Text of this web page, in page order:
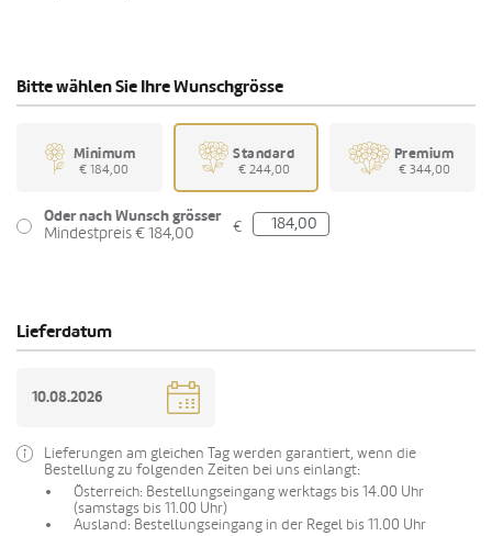
Bitte wählen Sie Ihre Wunschgrösse
Minimum
€ 184,00
Standard
€ 244,00
Premium
€ 344,00
Oder nach Wunsch grösser
Mindestpreis € 184,00
€
Lieferdatum
Lieferungen am gleichen Tag werden garantiert, wenn die
Bestellung zu folgenden Zeiten bei uns einlangt:
Österreich: Bestellungseingang werktags bis 14.00 Uhr
(samstags bis 11.00 Uhr)
Ausland: Bestellungseingang in der Regel bis 11.00 Uhr